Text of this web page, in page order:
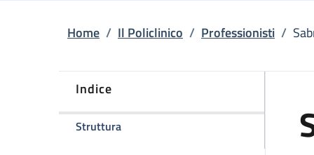
Briciole di pane
Home / Il Policlinico / Professionisti /
Indice
Strutturadella pagina Sabrina Fontana